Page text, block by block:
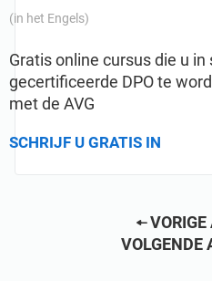
(in het Engels)
Gratis online cursus die u
gecertificeerde DPO te
met de AVG
SCHRIJF U GRATIS IN
VOLGENDE